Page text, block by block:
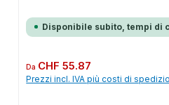
Disponibile subito, tempi di
Prezzo normale:
Da CHF 55.87
Prezzi incl. IVA più costi di